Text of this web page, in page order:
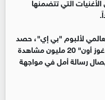
لألبوم "بي إي"، حصد
فيديو الأغنية الأولى منه "لايف غوز أون" 20 مليون مشاهدة
رسالة أمل في مواجهة